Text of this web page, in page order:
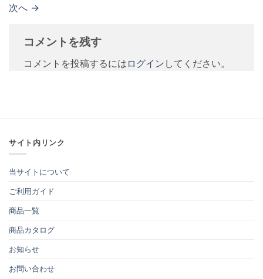
次へ →
コメントを残す
コメントを投稿するには ログイン してください。
サイト内リンク
当サイトについて
ご利用ガイド
商品一覧
商品カタログ
お知らせ
お問い合わせ